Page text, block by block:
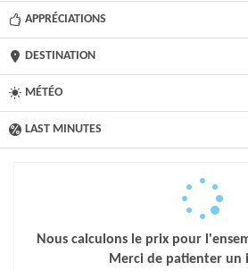
APPRÉCIATIONS
DESTINATION
MÉTÉO
LAST MINUTES
Nous calculons le prix pour
Merci de patienter un